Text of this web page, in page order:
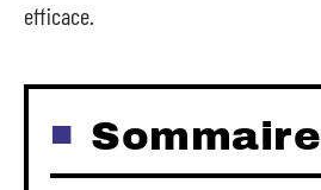
efficace.
Sommaire